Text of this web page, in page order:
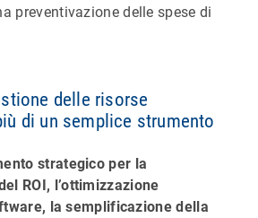
preventivazione delle spese di
delle risorse
di un semplice strumento
strategico per la
ROI, l’ottimizzazione
la semplificazione della